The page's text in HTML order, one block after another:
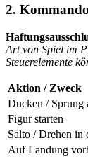
2.
Art von Spiel im
Steuerelemente
Aktion / Zweck
Ducken / Sprung
Figur starten
Salto / Drehen in
Auf Landung